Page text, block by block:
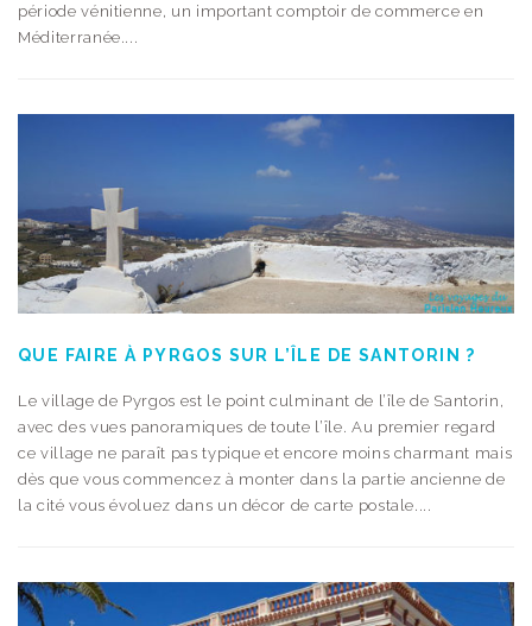
période vénitienne, un important comptoir de commerce en
Méditerranée....
QUE FAIRE À PYRGOS SUR L’ÎLE DE SANTORIN ?
Le village de Pyrgos est le point culminant de l’île de Santorin,
avec des vues panoramiques de toute l’île. Au premier regard
ce village ne paraît pas typique et encore moins charmant mais
dès que vous commencez à monter dans la partie ancienne de
la cité vous évoluez dans un décor de carte postale....